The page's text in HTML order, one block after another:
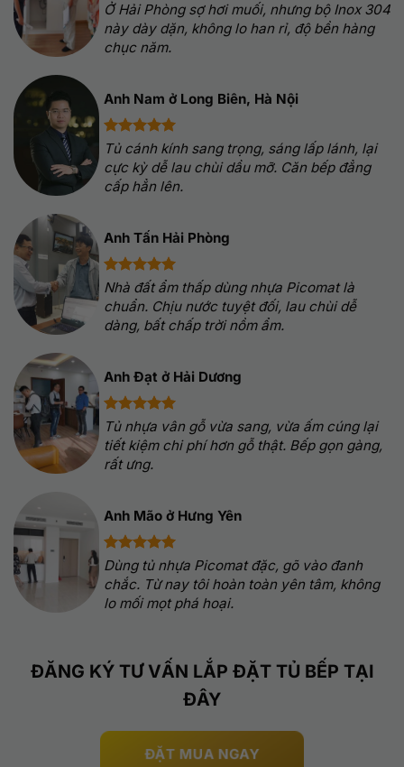
Ở Hải Phòng sợ hơi muối, nhưng bộ Inox 304
này dày dặn, không lo han rỉ, độ bền hàng
chục năm.
Tủ cánh kính sang trọng, sáng lấp lánh, lại
cực kỳ dễ lau chùi dầu mỡ. Căn bếp đẳng
cấp hẳn lên.
Anh Nam ở Long Biên, Hà Nội
Nhà đất ẩm thấp dùng nhựa Picomat là
chuẩn. Chịu nước tuyệt đối, lau chùi dễ
dàng, bất chấp trời nồm ẩm.
Anh Tấn Hải Phòng
Tủ nhựa vân gỗ vừa sang, vừa ấm cúng lại
tiết kiệm chi phí hơn gỗ thật. Bếp gọn gàng,
rất ưng.
Anh Đạt ở Hải Dương
Dùng tủ nhựa Picomat đặc, gõ vào đanh
chắc. Từ nay tôi hoàn toàn yên tâm, không
lo mối mọt phá hoại.
Anh Mão ở Hưng Yên
ĐĂNG KÝ TƯ VẤN LẮP ĐẶT TỦ BẾP TẠI
ĐÂY
ĐẶT MUA NGAY